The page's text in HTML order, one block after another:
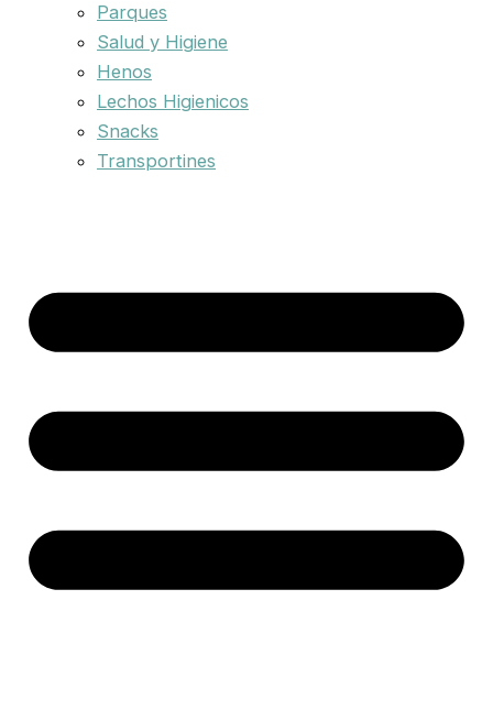
Parques
Salud y Higiene
Henos
Lechos Higienicos
Snacks
Transportines